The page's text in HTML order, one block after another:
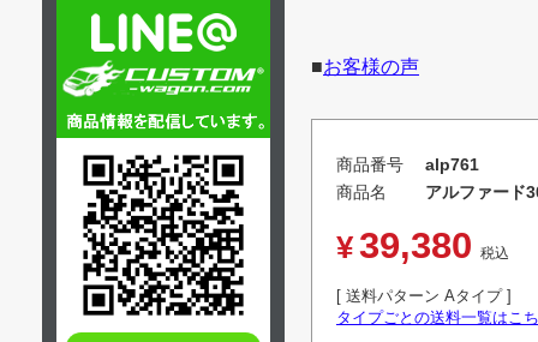
■お客様の声
商品番号
alp761
商品名
アルファード
¥39,380 税込
送料パターン Aタイプ
タイプごとの送料一覧はこ